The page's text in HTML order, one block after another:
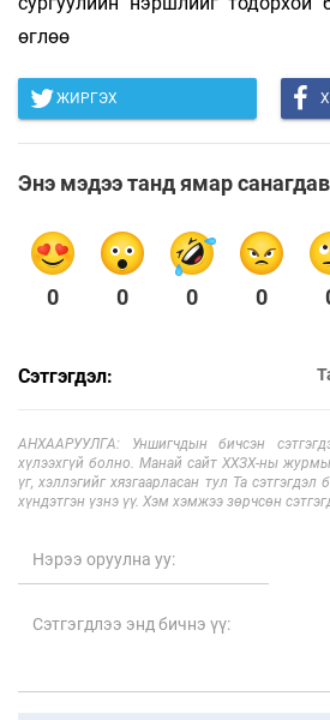
өглөө
ЖИРГЭХ
Энэ мэдээ танд ямар
0 0 0 0
Сэтгэгдэл:
АНХААРУУЛГА: Уншигчдын бичсэн
хүлээхгүй болно. Манай сайт ХХЗХ-ны
үг, хэллэгийг хязгаарласан тул Та
хүндэтгэн үзнэ үү. Хэм хэмжээ зөрчсөн